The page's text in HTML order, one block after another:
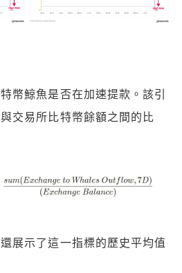
幣鯨魚是否在加速提款。該引
交易所比特幣餘額之間的比
展示了這一指標的歷史平均值